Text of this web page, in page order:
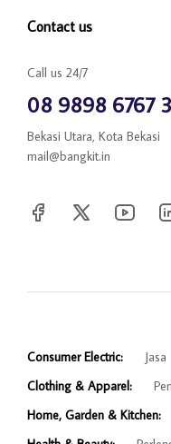
Contact us
Call us 24/7
08 9898 6767 3
Bekasi Utara, Kota Bekasi
mail@bangkit.in
Consumer Electric:
Jasa
Clothing & Apparel:
Home, Garden & Kitchen: